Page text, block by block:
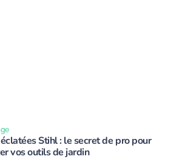
Stihl : le secret de pro pour
vos outils de jardin